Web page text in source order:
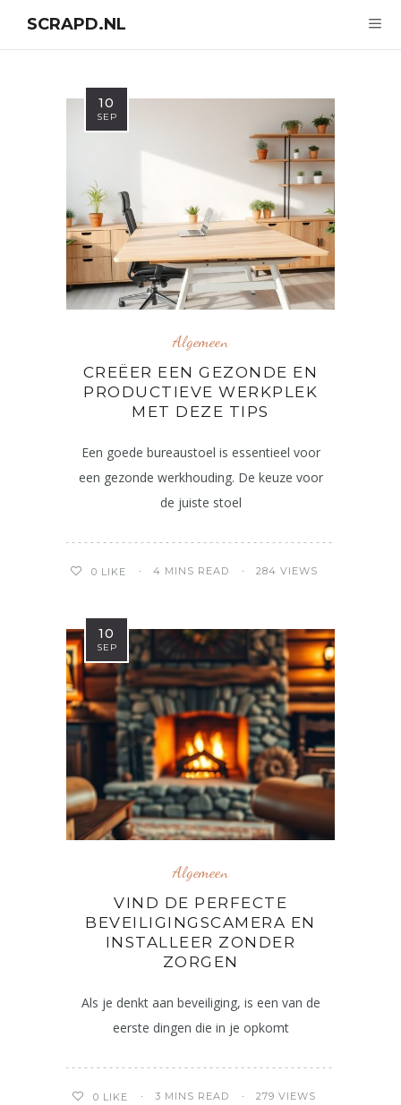
SCRAPD.NL
10
SEP
Algemeen
CREËER EEN GEZONDE EN
PRODUCTIEVE WERKPLEK
MET DEZE TIPS
Een goede bureaustoel is essentieel voor
een gezonde werkhouding. De keuze voor
de juiste stoel
0 LIKE 4 MINS READ 284 VIEWS
10
SEP
Algemeen
VIND DE PERFECTE
BEVEILIGINGSCAMERA EN
INSTALLEER ZONDER
ZORGEN
Als je denkt aan beveiliging, is een van de
eerste dingen die in je opkomt
0 LIKE 3 MINS READ 279 VIEWS